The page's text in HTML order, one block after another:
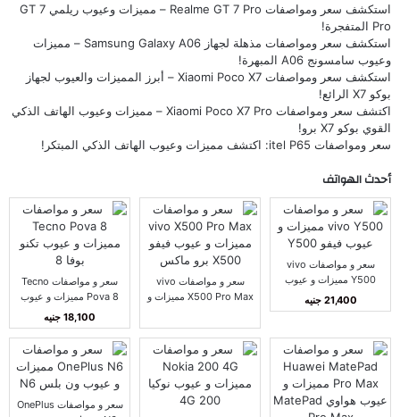
استكشف سعر ومواصفات Realme GT 7 Pro – مميزات وعيوب ريلمي GT 7
Pro المتفجرة!
استكشف سعر ومواصفات مذهلة لجهاز Samsung Galaxy A06 – مميزات
وعيوب سامسونج A06 المبهرة!
استكشف سعر ومواصفات Xiaomi Poco X7 – أبرز المميزات والعيوب لجهاز
بوكو X7 الرائع!
اكتشف سعر ومواصفات Xiaomi Poco X7 Pro – مميزات وعيوب الهاتف الذكي
القوي بوكو X7 برو!
سعر ومواصفات itel P65: اكتشف مميزات وعيوب الهاتف الذكي المبتكر!
أحدث الهواتف
سعر و مواصفات vivo
Y500 مميزات و عيوب
فيفو Y500
21,400 جنيه
سعر و مواصفات vivo
X500 Pro Max مميزات و
ماكس
سعر و مواصفات Tecno
Pova 8 مميزات و عيوب
تكنو بوفا 8
18,100 جنيه
سعر و مواصفات OnePlus